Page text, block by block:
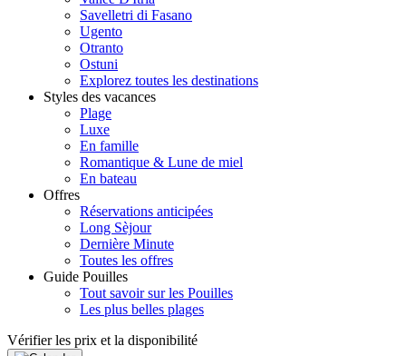
Savelletri di Fasano
Ugento
Otranto
Ostuni
Explorez toutes les destinations
Styles des vacances
Plage
Luxe
En famille
Romantique & Lune de miel
En bateau
Offres
Réservations anticipées
Long Sèjour
Dernière Minute
Toutes les offres
Guide Pouilles
Tout savoir sur les Pouilles
Les plus belles plages
Vérifier les prix et la disponibilité